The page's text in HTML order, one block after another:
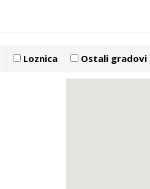
Loznica Ostali gradovi